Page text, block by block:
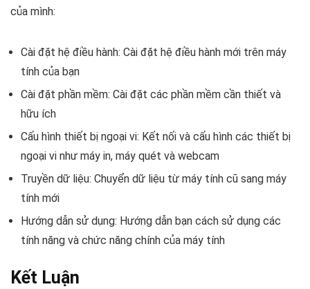
của mình:
Cài đặt hệ điều hành: Cài đặt hệ điều hành mới trên máy
tính của bạn
Cài đặt phần mềm: Cài đặt các phần mềm cần thiết và
hữu ích
Cấu hình thiết bị ngoại vi: Kết nối và cấu hình các thiết bị
ngoại vi như máy in, máy quét và webcam
Truyền dữ liệu: Chuyển dữ liệu từ máy tính cũ sang máy
tính mới
Hướng dẫn sử dụng: Hướng dẫn bạn cách sử dụng các
tính năng và chức năng chính của máy tính
Kết Luận